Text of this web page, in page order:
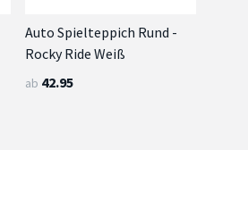
Auto Spielteppich Rund -
Rocky Ride Weiß
ab 42.95